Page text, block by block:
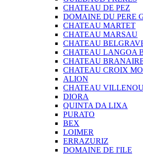
CHATEAU DE PEZ
DOMAINE DU PERE
CHATEAU MARTET
CHATEAU MARSAU
CHATEAU
CHATEAU LANGOA
CHATEAU
CHATEAU CROIX
ALION
CHATEAU
DIORA
QUINTA DA LIXA
PURATO
BEX
LOIMER
ERRAZURIZ
DOMAINE DE I'ILE